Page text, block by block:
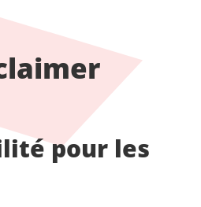
pour les